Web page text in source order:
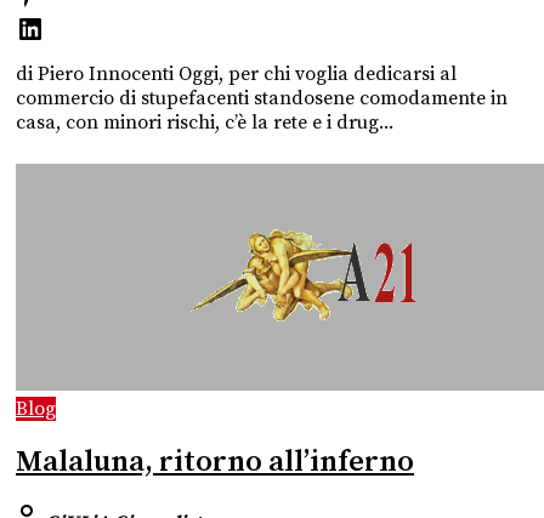
di Piero Innocenti Oggi, per chi voglia dedicarsi al
commercio di stupefacenti standosene comodamente in
casa, con minori rischi, c’è la rete e i drug...
Blog
Malaluna, ritorno all’inferno